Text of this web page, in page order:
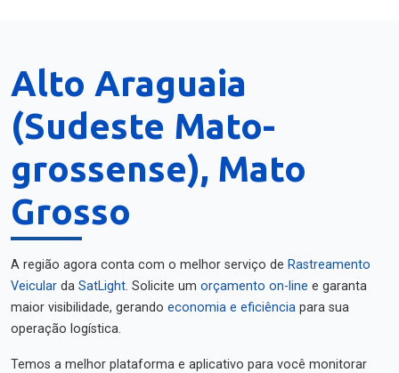
Alto Araguaia
(Sudeste Mato-
grossense), Mato
Grosso
A região agora conta com o melhor serviço de Rastreamento
Veicular da SatLight. Solicite um orçamento on-line e garanta
maior visibilidade, gerando economia e eficiência para sua
operação logística.
Temos a melhor plataforma e aplicativo para você monitorar